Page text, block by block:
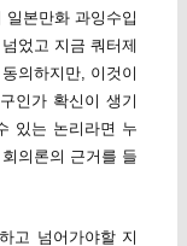
본만화 과잉수입
었고 지금 쿼터제
의하지만, 이것이
인가 확신이 생기
있는 논리라면 누
의론의 근거를 들
고 넘어가야할 지